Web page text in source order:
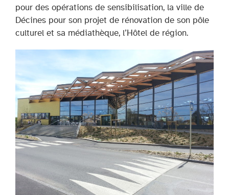
pour des opérations de sensibilisation, la ville de
Décines pour son projet de rénovation de son pôle
culturel et sa médiathèque, l’Hôtel de région.